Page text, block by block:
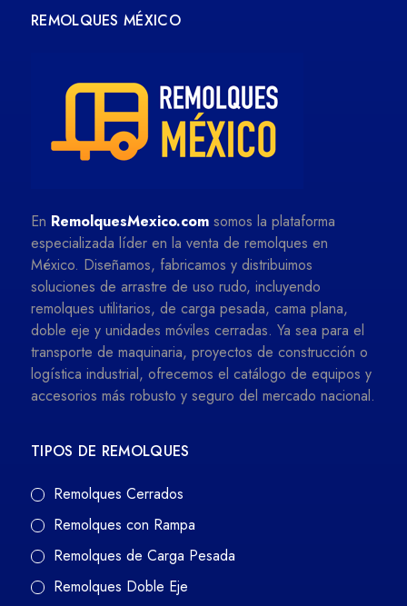
REMOLQUES MÉXICO
En RemolquesMexico.com somos la plataforma
especializada líder en la venta de remolques en
México. Diseñamos, fabricamos y distribuimos
soluciones de arrastre de uso rudo, incluyendo
remolques utilitarios, de carga pesada, cama plana,
doble eje y unidades móviles cerradas. Ya sea para el
transporte de maquinaria, proyectos de construcción o
logística industrial, ofrecemos el catálogo de equipos y
accesorios más robusto y seguro del mercado nacional.
TIPOS DE REMOLQUES
Remolques Cerrados
Remolques con Rampa
Remolques de Carga Pesada
Remolques Doble Eje